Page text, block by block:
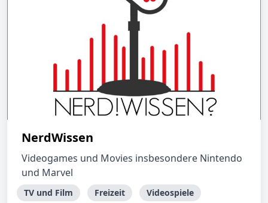
NerdWissen
Videogames und Movies insbesondere Nintendo
und Marvel
TV und Film Freizeit
Videospiele